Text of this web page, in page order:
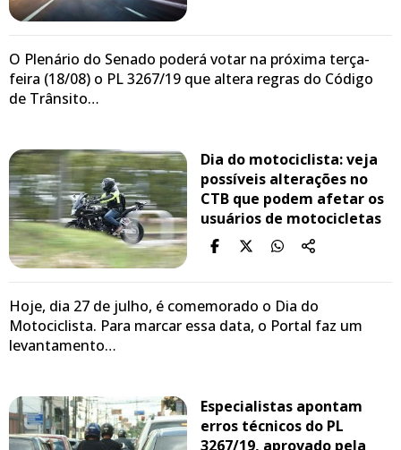
O Plenário do Senado poderá votar na próxima terça-
feira (18/08) o PL 3267/19 que altera regras do Código
de Trânsito…
Dia do motociclista: veja
possíveis alterações no
CTB que podem afetar os
usuários de motocicletas
Hoje, dia 27 de julho, é comemorado o Dia do
Motociclista. Para marcar essa data, o Portal faz um
levantamento…
Especialistas apontam
erros técnicos do PL
3267/19, aprovado pela